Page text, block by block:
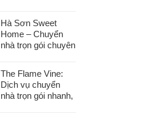
Hà Sơn Sweet
Home – Chuyển
nhà trọn gói chuyên
khâu
The Flame Vine:
Dịch vụ chuyển
nhà trọn gói nhanh,